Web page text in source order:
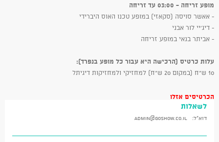
מופע זריחה - 03:00 עד זריחה
- אאשר סויסה (סקאזי) במופע טכנו האוס היברידי
- דיג'יי לור אבני
- אביתר בנאי במופע זריחה
עלות כרטיס (הרכישה היא עבור כל מופע בנפרד):
10 ש"ח (במקום 20 ש"ח) למחזיקי ולמחזיקות דיגיתל
הכרטיסים אזלו
לשאלות
דוא"ל: admin@goshow.co.il